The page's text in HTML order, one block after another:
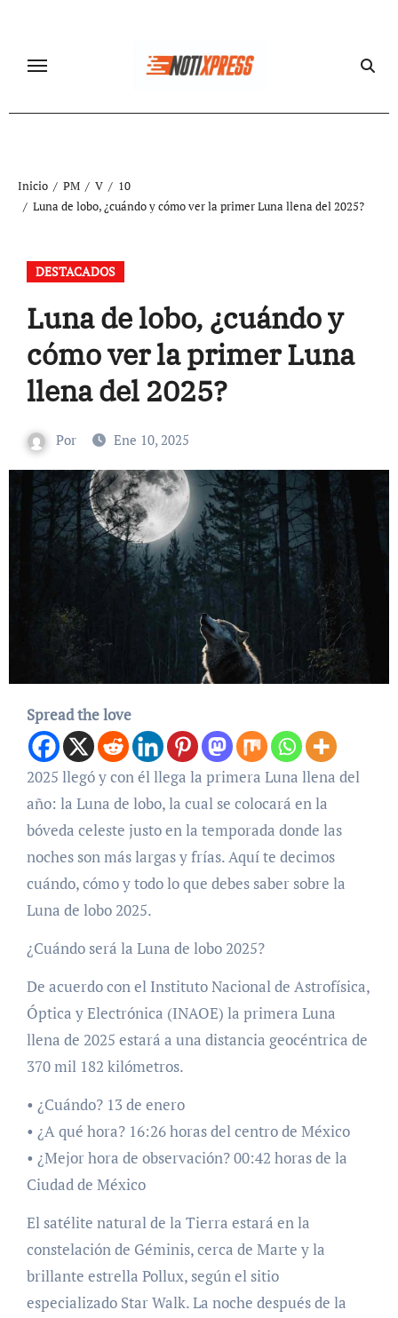
contenido
Inicio PM V
10
Luna de lobo, ¿cuándo y cómo ver la primer Luna llena del 2025?
DESTACADOS
Luna de lobo, ¿cuándo y
cómo ver la primer Luna
llena del 2025?
Por Ene 10, 2025
Spread the love
2025 llegó y con él llega la primera Luna llena del
año: la Luna de lobo, la cual se colocará en la
bóveda celeste justo en la temporada donde las
noches son más largas y frías. Aquí te decimos
cuándo, cómo y todo lo que debes saber sobre la
Luna de lobo 2025.
¿Cuándo será la Luna de lobo 2025?
De acuerdo con el Instituto Nacional de Astrofísica,
Óptica y Electrónica (INAOE) la primera Luna
llena de 2025 estará a una distancia geocéntrica de
370 mil 182 kilómetros.
• ¿Cuándo? 13 de enero
• ¿A qué hora? 16:26 horas del centro de México
• ¿Mejor hora de observación? 00:42 horas de la
Ciudad de México
El satélite natural de la Tierra estará en la
constelación de Géminis, cerca de Marte y la
brillante estrella Pollux, según el sitio
especializado Star Walk. La noche después de la